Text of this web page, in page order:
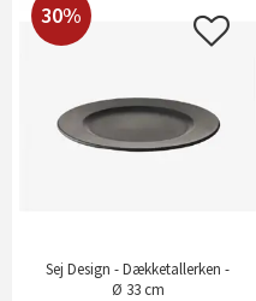
30%
Sej Design - Dækketallerken -
Ø 33 cm